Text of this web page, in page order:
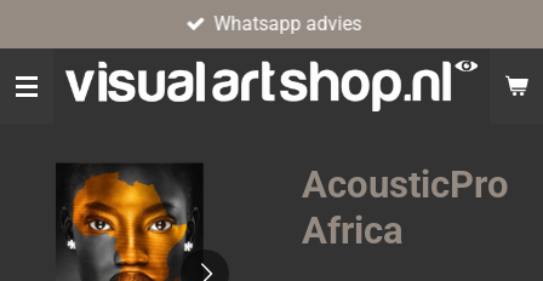
direct
naar
Whatsapp advies
AcousticPro
Africa